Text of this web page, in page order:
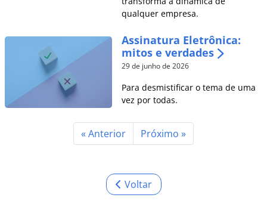
qualquer empresa.
Assinatura Eletrônica:
mitos e verdades
29 de junho de 2026
Para desmistificar o tema de uma
vez por todas.
« Anterior Próximo »
Voltar